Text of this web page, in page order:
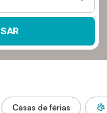
Casas de férias